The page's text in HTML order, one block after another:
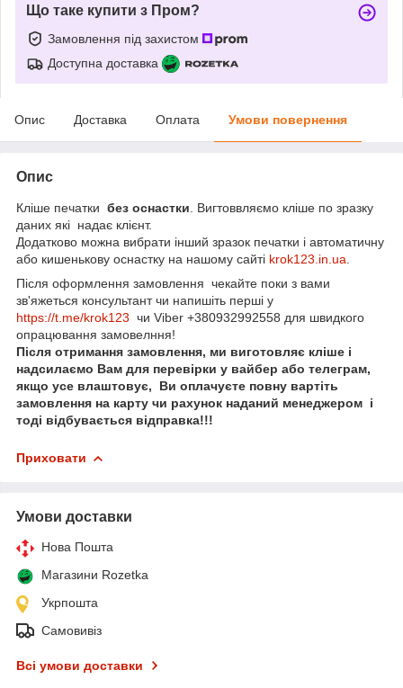
Що таке купити з Пром?
Замовлення під захистом
Доступна доставка
Опис Доставка Оплата Умови повернення
Опис
Кліше печатки без оснастки . Вигтоввляємо кліше по зразку
даних які надає клієнт.
Додатково можна вибрати інший зразок печатки і автоматичну
або кишенькову оснастку на нашому сайті krok123.in.ua
Після оформлення замовлення чекайте поки з вами
зв'яжеться консультант чи напишіть перші у
https://t.me/krok123 чи Viber +380932992558 для швидкого
опрацювання замовелння!
Після отримання замовлення, ми виготовляє кліше і
надсилаємо Вам для перевірки у вайбер або телеграм,
якщо усе влаштовує, Ви оплачуєте повну вартіть
замовлення на карту чи рахунок наданий менеджером і
тоді відбувається відправка!!!
Приховати
Умови доставки
Нова Пошта
Магазини Rozetka
Укрпошта
Самовивіз
Всі умови доставки